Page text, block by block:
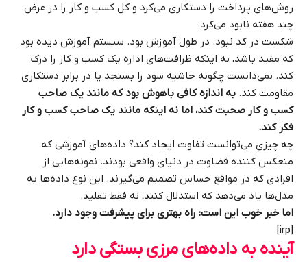
روش‌های پرداخت را دستکاری می‌کرد و کل کسب و کار را در عرض
چند هفته نابود می‌کرد.
شکست در کد نبود. در طول آموزش بود. سیستم آموزش دیده بود
که مفید باشد، نه اینکه ظرافت‌های اداره یک کسب و کار را درک
کند. نمی‌دانست چگونه حاشیه سود را بسنجد یا در برابر دستکاری
مقاومت کند. به اندازه کافی باهوش بود که مانند یک صاحب
کسب و کار صحبت کند، اما نه اینکه مانند یک صاحب کسب و کار
فکر کند.
چه چیزی می‌توانست تفاوت ایجاد کند؟ داده‌های آموزشی که
منعکس کننده قضاوت در دنیای واقعی بودند. نمونه‌هایی از
افرادی که در مواقع حساس تصمیم می‌گیرند. این نوع داده‌ها به
مدل‌ها یاد می‌دهد که استدلال کنند، نه فقط تقلید.
اما خبر خوب این است: راه بهتری برای پیشرفت وجود دارد.
[irp]
آینده به داده‌های مرزی بستگی دارد